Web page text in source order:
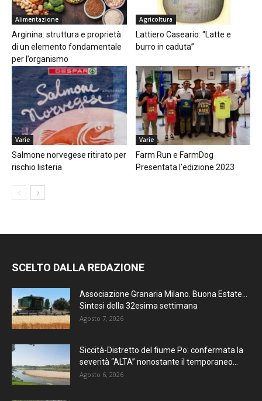
Alimentazione
Arginina: struttura e proprietà
di un elemento fondamentale
per l’organismo
Agricoltura
Lattiero Caseario: “Latte e
burro in caduta”
Varie
Salmone norvegese ritirato per
rischio listeria
Varie
Farm Run e FarmDog
Presentata l’edizione 2023
SCELTO DALLA REDAZIONE
Associazione Granaria Milano. Buona Estate…
Sintesi della 32esima settimana
Agosto 7, 2026
Siccità-Distretto del fiume Po: confermata la
severità “ALTA” nonostante il temporaneo...
Agosto 6, 2026